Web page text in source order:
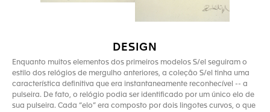
DESIGN
Enquanto muitos elementos dos primeiros modelos S/el seguiram o
estilo dos relógios de mergulho anteriores, a coleção S/el tinha uma
característica definitiva que era instantaneamente reconhecível -- a
pulseira. De fato, o relógio podia ser identificado por um único elo de
sua pulseira. Cada “elo” era composto por dois lingotes curvos, o que